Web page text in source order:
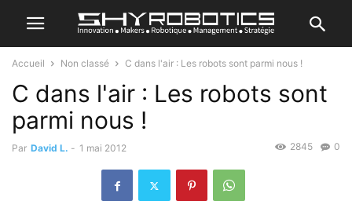
Accueil Non classé C dans l'air : Les robots sont parmi nous !
C dans l'air : Les robots sont
parmi nous !
Par David L. - 1 mai 2012 0
2845